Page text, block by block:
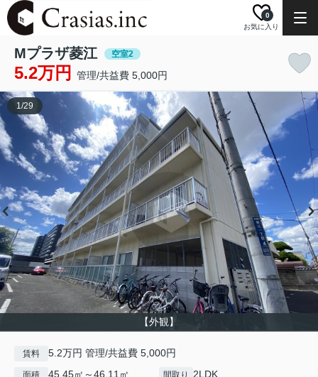
お気に入り
0
Mプラザ菱江 空室2
5.2万円 管理/共益費 5,000円
【外観】
1/29
賃料 5.2万円 管理/共益費 5,000円
45.45㎡～46.11㎡ 2LDK